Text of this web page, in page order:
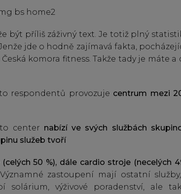
být příliš záživný text. Je totiž plný
jde o hodně zajímavá fakta,
komora fitness. Takže tady je máte a
respondentů provozuje centrum mezi
center nabízí ve svých službách
služeb tvoří
50 %), dále cardio stroje (necelých
Významné zastoupení mají ostatní
solárium, výživové poradenství, ale